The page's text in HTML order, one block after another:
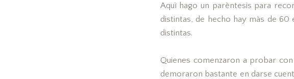
Aquì hago un parèntesis para
distintas, de hecho hay màs de
distintas.
Quienes comenzaron a probar
demoraron bastante en darse